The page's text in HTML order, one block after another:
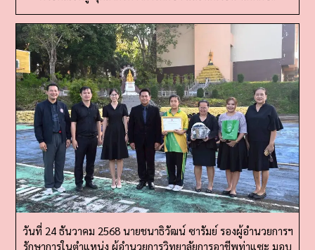
วันที่ 24 ธันวาคม 2568 นายชนาธิวัฒน์ ซารัมย์ รองผู้อำนวยการฯ
รักษาการในตำแหน่ง ผู้อำนวยการวิทยาลัยการอาชีพท่าแซะ มอบ
เกียรติบัตรให้แก่นางสาววิภาวี - นักเรียนร..